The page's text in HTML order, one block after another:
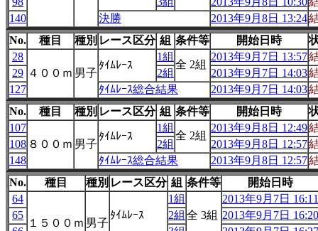
140
決勝 2013年9月8日 13:24
No.
種目 種別 レース区分 組 条件等 開始日時
28
４００ｍ 男子
ﾀｲﾑﾚｰｽ
1組
全 2組
2013年9月7日 13:57
29
2組 2013年9月7日 14:03
127
ﾀｲﾑﾚｰｽ総合結果 2013年9月7日 14:03
No.
種目 種別 レース区分 組 条件等 開始日時
107
８００ｍ 男子
ﾀｲﾑﾚｰｽ
1組
全 2組
2013年9月8日 12:49
108
2組 2013年9月8日 12:57
148
ﾀｲﾑﾚｰｽ総合結果 2013年9月8日 12:57
No.
種目 種別 レース区分 組 条件等
開始日時
64
１５００ｍ 男子
ﾀｲﾑﾚｰｽ
1組
全 3組
2013年9月7日 16:11
65
2組
2013年9月7日 16:20